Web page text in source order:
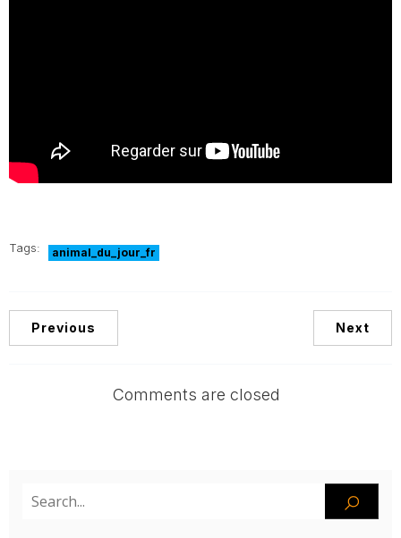
Tags: animal_du_jour_fr
Previous Next
Comments are closed